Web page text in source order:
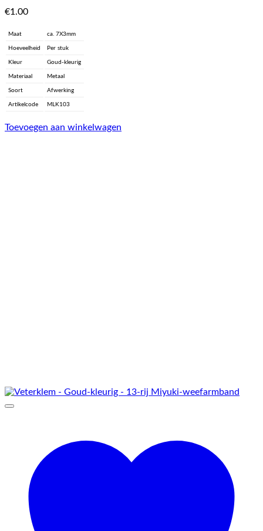
€1.00
Maat ca. 7X3mm
Hoeveelheid Per stuk
Kleur Goud-kleurig
Materiaal Metaal
Soort Afwerking
Artikelcode MLK103
Toevoegen aan winkelwagen